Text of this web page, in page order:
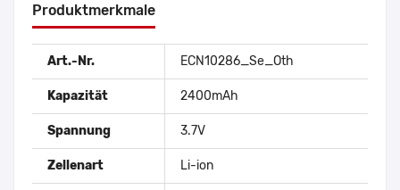
Produktmerkmale
Art.-Nr. ECN10286_Se_Oth
Kapazität 2400mAh
Spannung 3.7V
Zellenart Li-ion